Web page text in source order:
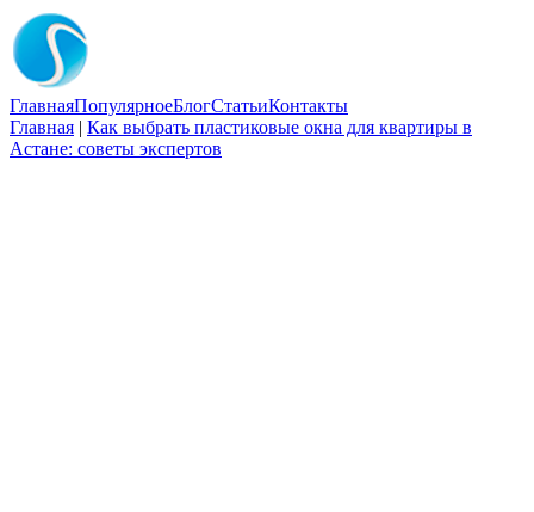
ГлавнаяПопулярноеБлогСтатьиКонтакты
Главная | Как выбрать пластиковые окна для квартиры в
Астане: советы экспертов